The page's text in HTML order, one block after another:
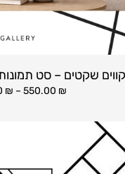
קווים שקטים – סט
550.00 ₪
–
₪